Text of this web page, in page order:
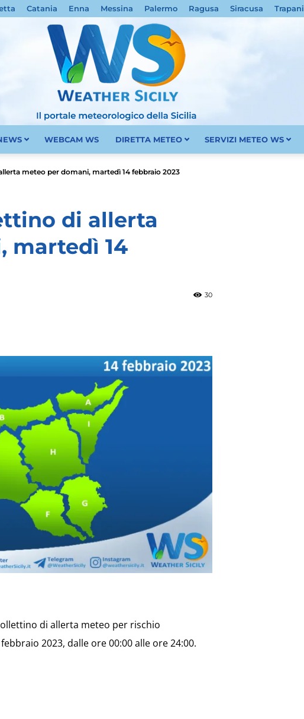
Catania Enna Messina Palermo Ragusa Siracusa Trapani
Sicilia
Weather
WEBCAM WS DIRETTA METEO SERVIZI METEO WS
meteo per domani, martedì 14 febbraio 2023
di allerta
martedì 14
30
di allerta meteo per rischio
2023, dalle ore 00:00 alle ore 24:00.